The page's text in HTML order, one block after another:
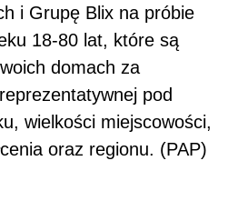
i Grupę Blix na próbie
18-80 lat, które są
domach za
pod
wielkości miejscowości,
oraz regionu. (PAP)